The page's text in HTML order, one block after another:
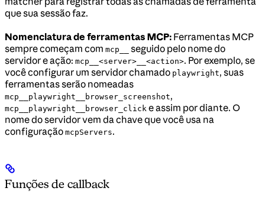
que sua sessão faz.
Nomenclatura de ferramentas MCP: Ferramentas MCP
sempre começam com mcp__
seguido pelo nome do
servidor e ação: mcp__<server>__<action>. Por exemplo, se
você configurar um servidor chamado playwright, suas
ferramentas serão nomeadas
mcp__playwright__browser_screenshot,
mcp__playwright__browser_click e assim por diante. O
nome do servidor vem da chave que você usa na
configuração mcpServers.
Funções de callback